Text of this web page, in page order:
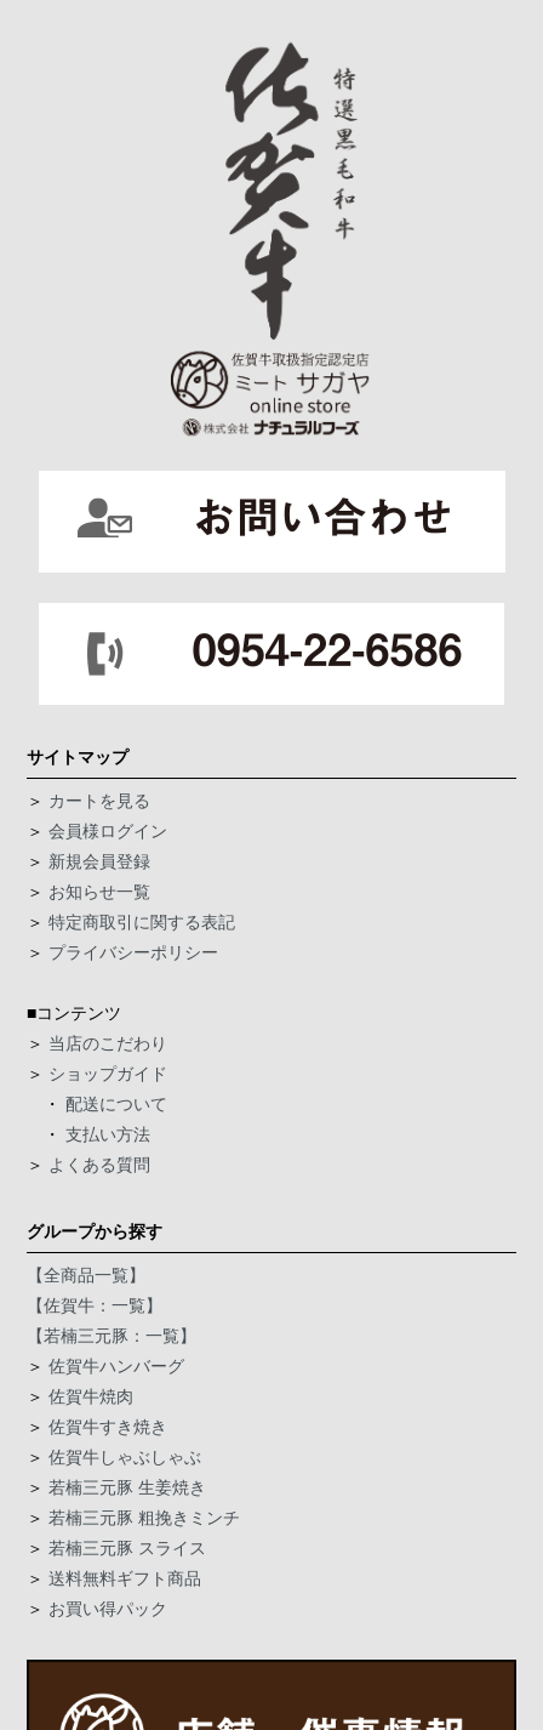
サイトマップ
＞ カートを見る
＞会員様ログイン
＞ 新規会員登録
＞ お知らせ一覧
＞特定商取引に関する表記
＞ プライバシーポリシー
■コンテンツ
＞ 当店のこだわり
＞ ショップガイド
・配送について
・支払い方法
＞ よくある質問
グループから探す
【全商品一覧】
【佐賀牛：一覧】
【若楠三元豚：一覧】
＞佐賀牛ハンバーグ
＞佐賀牛焼肉
＞佐賀牛すき焼き
＞佐賀牛しゃぶしゃぶ
＞若楠三元豚 生姜焼き
＞若楠三元豚 粗挽きミンチ
＞若楠三元豚 スライス
＞送料無料ギフト商品
＞ お買い得パック